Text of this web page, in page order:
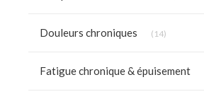
Douleurs chroniques (14)
Fatigue chronique & épuisement